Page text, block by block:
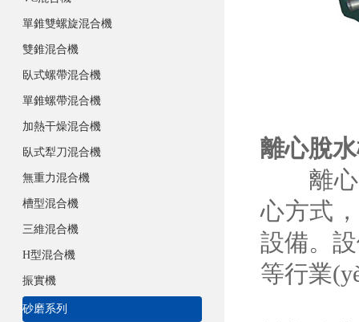
單錐雙螺旋混合機
雙錐混合機
臥式螺帶混合機
單錐螺帶混合機
加熱干燥混合機
臥式犁刀混合機
無重力混合機
槽型混合機
三維混合機
H型混合機
振實機
砂磨系列
離心脫
離心脫
心方式
設備。
等行業